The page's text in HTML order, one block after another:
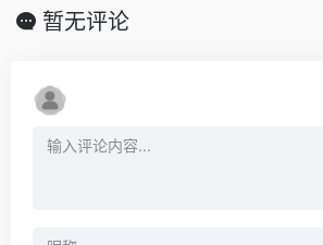
暂无评论